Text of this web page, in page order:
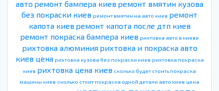
авто ремонт бампера киев ремонт вмятин кузова
без покраски киев ремонт вмятин на авто киев ремонт
капота киев ремонт капота после дтп киев
ремонт покраска бампера киев рихтовка авто в киеве
рихтовка алюминия рихтовка и покраска авто
киев цена рихтовка кузова без покраски киев рихтовка покраска
киев рихтовка цена киев сколько будет стоить покраска
машины киев сколько стоит покраска одной детали авто киев цена